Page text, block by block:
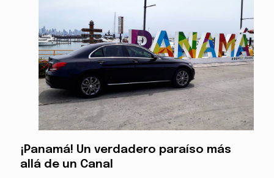
¡Panamá! Un verdadero paraíso más
allá de un Canal